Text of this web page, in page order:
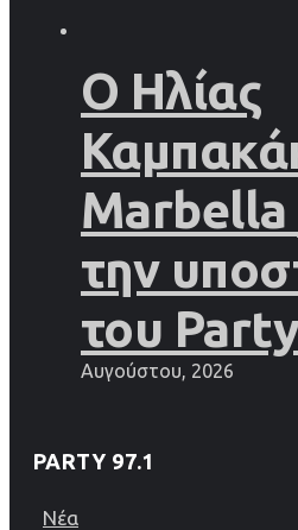
Ο Ηλίας
την
του
Αυγούστου, 2026
PARTY 97.1
Νέα